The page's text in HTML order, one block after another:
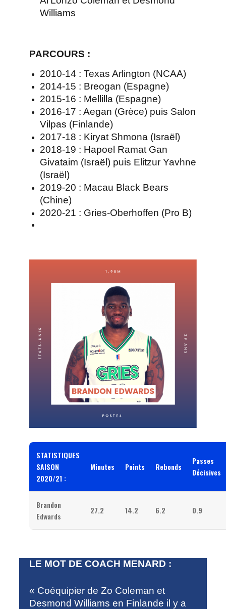
Williams
PARCOURS :
2010-14 : Texas Arlington (NCAA)
2014-15 : Breogan (Espagne)
2015-16 : Mellilla (Espagne)
2016-17 : Aegan (Grèce) puis Salon
Vilpas (Finlande)
2017-18 : Kiryat Shmona (Israël)
2018-19 : Hapoel Ramat Gan
Givataim (Israël) puis Elitzur Yavhne
(Israël)
2019-20 : Macau Black Bears
(Chine)
2020-21 : Gries-Oberhoffen (Pro B)
STATISTIQUES
SAISON
2020/21 :
Minutes Points Rebonds
Passes
Décisives
Brandon
Edwards
27.2 14.2 6.2 0.9
LE MOT DE COACH MENARD :
« Coéquipier de Zo Coleman et
Desmond Williams en Finlande il y a